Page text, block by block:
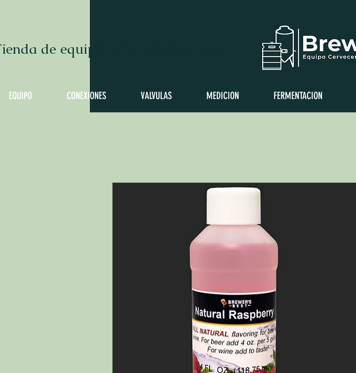
de equipo para hacer cerveza
EQUIPO CONEXIONES VALVULAS MEDICION FERMENTACION